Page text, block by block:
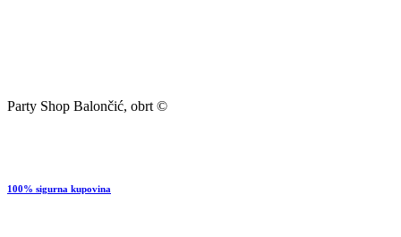
Party Shop Balončić, obrt ©
100% sigurna kupovina